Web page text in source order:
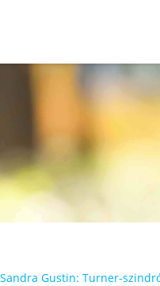
Gustin: Turner-